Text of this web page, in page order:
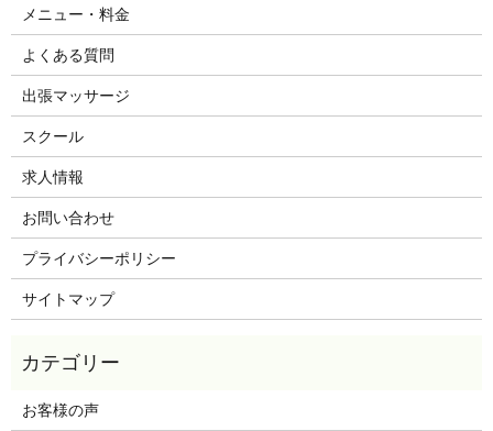
メニュー・料金
よくある質問
出張マッサージ
スクール
求人情報
お問い合わせ
プライバシーポリシー
サイトマップ
お客様の声